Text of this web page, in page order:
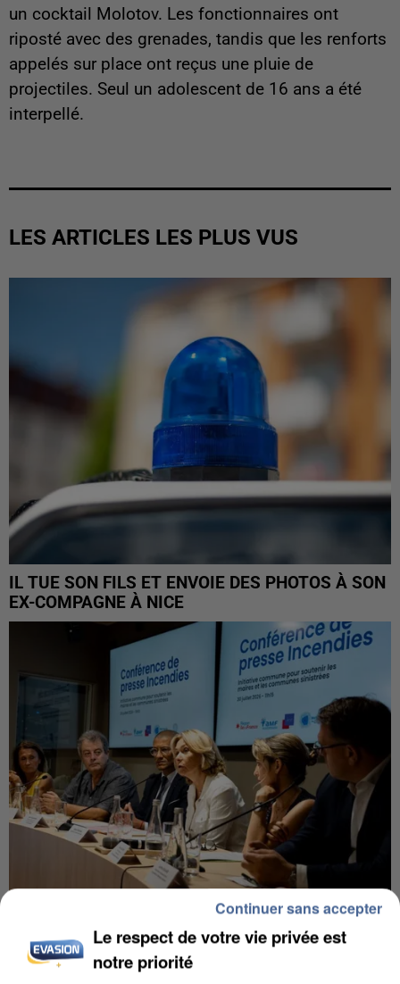
un cocktail Molotov. Les fonctionnaires ont
riposté avec des grenades, tandis que les renforts
appelés sur place ont reçus une pluie de
projectiles. Seul un adolescent de 16 ans a été
interpellé.
LES ARTICLES LES PLUS VUS
IL TUE SON FILS ET ENVOIE DES PHOTOS À SON
EX-COMPAGNE À NICE
INCENDIES : L’ÎLE-DE-FRANCE LANCE UN ÉLAN
DE SOLIDARITÉ AVEC LES...
Le respect de votre vie privée est
notre priorité
Continuer sans accepter